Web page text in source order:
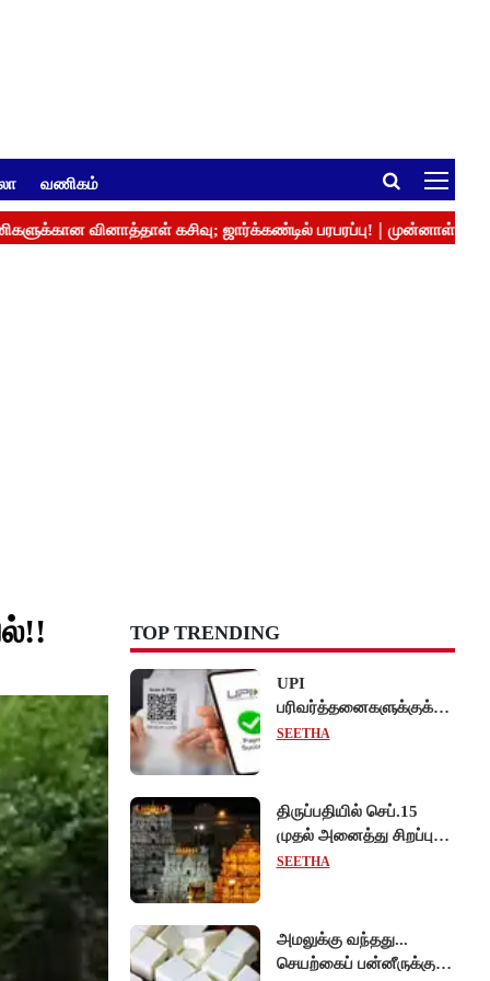
வணிகம்
TOP TRENDING
UPI
பரிவர்த்தனைகளுக்குக்
கட்டணம் வசூல் -
SEETHA
திருப்பதியில் செப்.15
முதல் அனைத்து சிறப்பு
தரிசனங்களும் ரத்து -
SEETHA
அமலுக்கு வந்தது...
செயற்கைப் பன்னீருக்கு